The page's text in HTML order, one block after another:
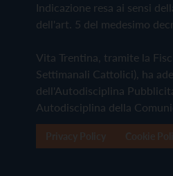
Indicazione resa ai sensi
dell'art. 5 del medesimo
Vita Trentina, tramite la
Settimanali Cattolici), ha
dell'Autodisciplina
Autodisciplina della